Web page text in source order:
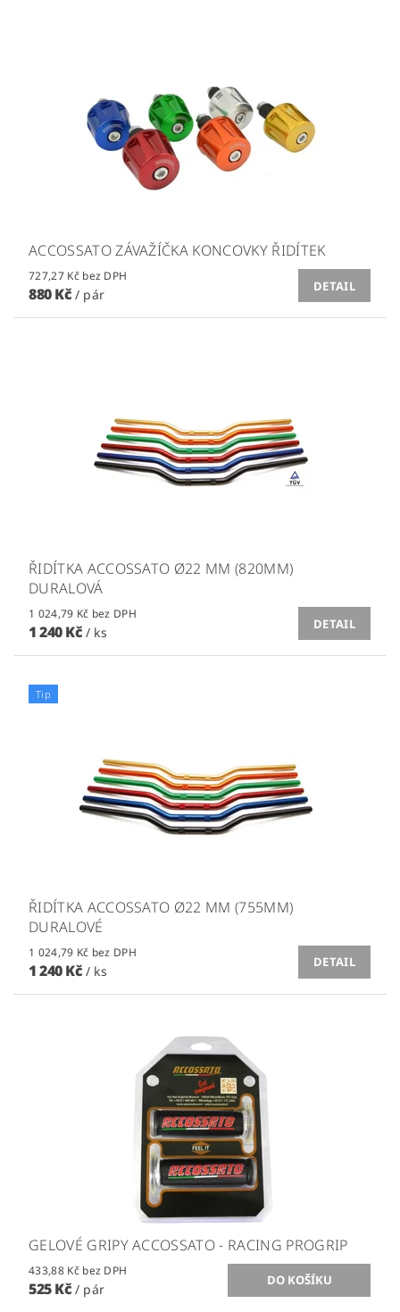
ACCOSSATO ZÁVAŽÍČKA KONCOVKY ŘIDÍTEK
727,27 Kč bez DPH
880 Kč / pár
DETAIL
ŘIDÍTKA ACCOSSATO Ø22 MM (820MM)
DURALOVÁ
1 024,79 Kč bez DPH
1 240 Kč / ks
DETAIL
Tip
ŘIDÍTKA ACCOSSATO Ø22 MM (755MM)
DURALOVÉ
1 024,79 Kč bez DPH
1 240 Kč / ks
DETAIL
GELOVÉ GRIPY ACCOSSATO - RACING PROGRIP
433,88 Kč bez DPH
525 Kč / pár